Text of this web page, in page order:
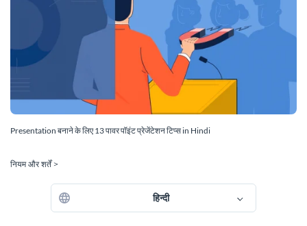
Presentation बनाने के लिए 13 पावर पॉइंट प्रेजेंटेशन टिप्स in Hindi
नियम और शर्तें >
हिन्दी